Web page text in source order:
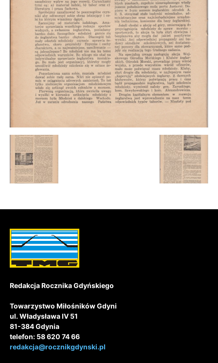
Redakcja Rocznika Gdyńskiego
Towarzystwo Miłośników Gdyni
ul. Władysława IV 51
81-384 Gdynia
telefon: 58 620 74 66
redakcja@rocznikgdynski.pl